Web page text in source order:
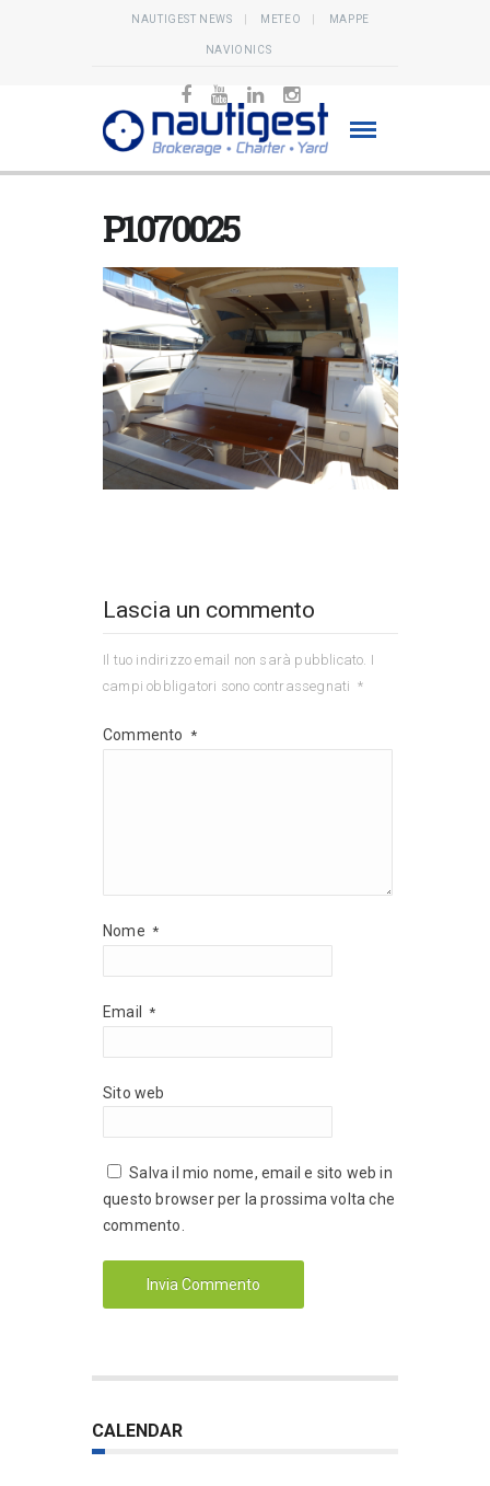
NAUTIGEST NEWS METEO MAPPE
NAVIONICS
P1070025
Lascia un commento
Il tuo indirizzo email non sarà pubblicato. I
campi obbligatori sono contrassegnati *
Commento *
Nome *
Email *
Sito web
Salva il mio nome, email e sito web in
questo browser per la prossima volta che
commento.
CALENDAR